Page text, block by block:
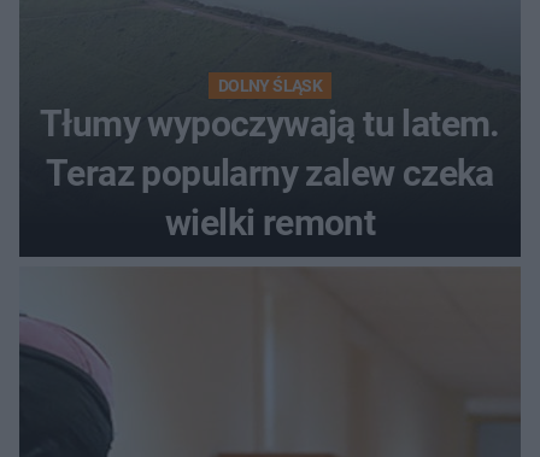
DOLNY ŚLĄSK
Tłumy wypoczywają tu latem.
Teraz popularny zalew czeka
wielki remont